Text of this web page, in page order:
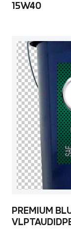
15W40
PREMIUM